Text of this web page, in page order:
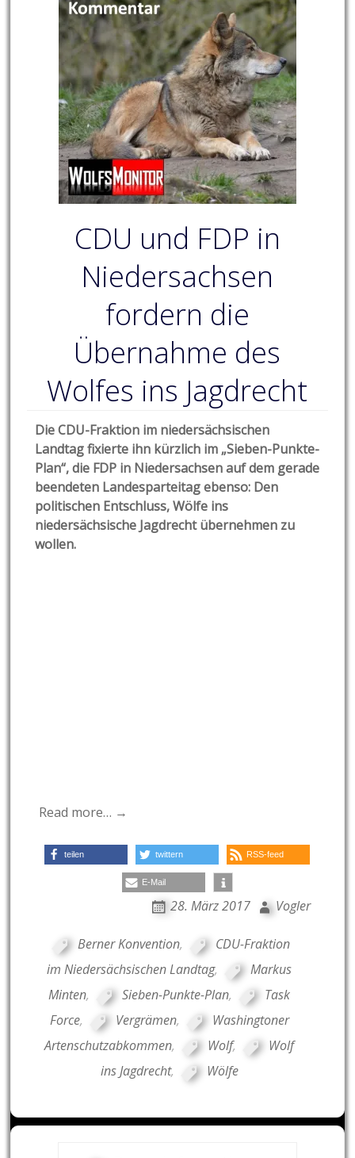
CDU und FDP in
Niedersachsen
fordern die
Übernahme des
Wolfes ins Jagdrecht
Die CDU-Fraktion im niedersächsischen
Landtag fixierte ihn kürzlich im „Sieben-Punkte-
Plan“, die FDP in Niedersachsen auf dem gerade
beendeten Landesparteitag ebenso: Den
politischen Entschluss, Wölfe ins
niedersächsische Jagdrecht übernehmen zu
wollen.
Read more… →
teilen twittern RSS-feed
E-Mail
28. März 2017 Vogler
Berner Konvention,
CDU-Fraktion
im Niedersächsischen Landtag,
Markus
Minten, Sieben-Punkte-Plan,
Task
Force, Vergrämen,
Washingtoner
Artenschutzabkommen, Wolf,
Wolf
ins Jagdrecht, Wölfe